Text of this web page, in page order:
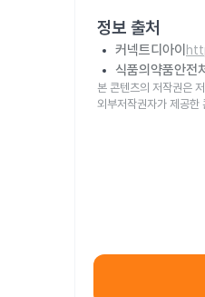
정보 출처
커넥트디아이
식품의약품안전
본 콘텐츠의 저작권은
외부저작권자가 제공한